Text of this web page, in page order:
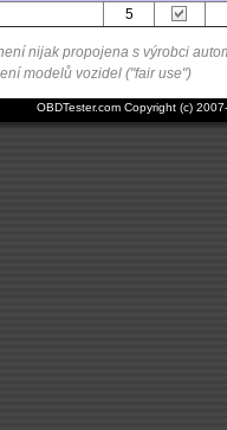
5
nijak propojena s výrobci
modelů vozidel ("fair use")
OBDTester.com Copyright (c)